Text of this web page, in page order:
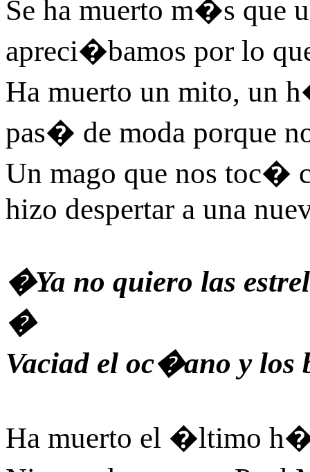
Se ha muerto m�s que
apreci�bamos por lo
Ha muerto un mito, un
pas� de moda porque
Un mago que nos toc�
hizo despertar a una
�Ya no quiero las
�
Vaciad el oc�ano y los
Ha muerto el �ltimo